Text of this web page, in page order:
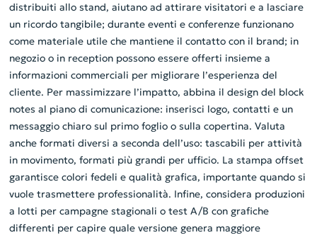
distribuiti allo stand, aiutano ad attirare visitatori e a lasciare
un ricordo tangibile; durante eventi e conferenze funzionano
come materiale utile che mantiene il contatto con il brand; in
negozio o in reception possono essere offerti insieme a
informazioni commerciali per migliorare l’esperienza del
cliente. Per massimizzare l’impatto, abbina il design del block
notes al piano di comunicazione: inserisci logo, contatti e un
messaggio chiaro sul primo foglio o sulla copertina. Valuta
anche formati diversi a seconda dell’uso: tascabili per attività
in movimento, formati più grandi per ufficio. La stampa offset
garantisce colori fedeli e qualità grafica, importante quando si
vuole trasmettere professionalità. Infine, considera produzioni
a lotti per campagne stagionali o test A/B con grafiche
differenti per capire quale versione genera maggiore